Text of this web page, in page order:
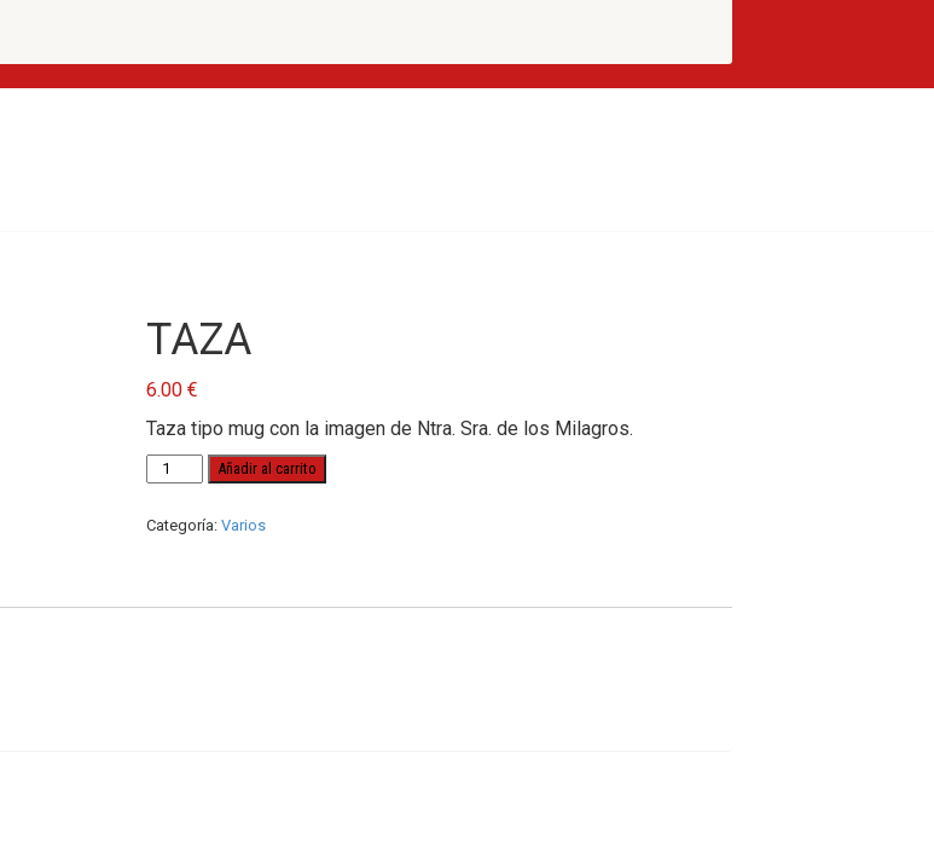
TAZA
6.00€
Taza tipo mug con la imagen de Ntra. Sra. de los Milagros.
TAZA
cantidad
Añadir al carrito
Categoría:Varios